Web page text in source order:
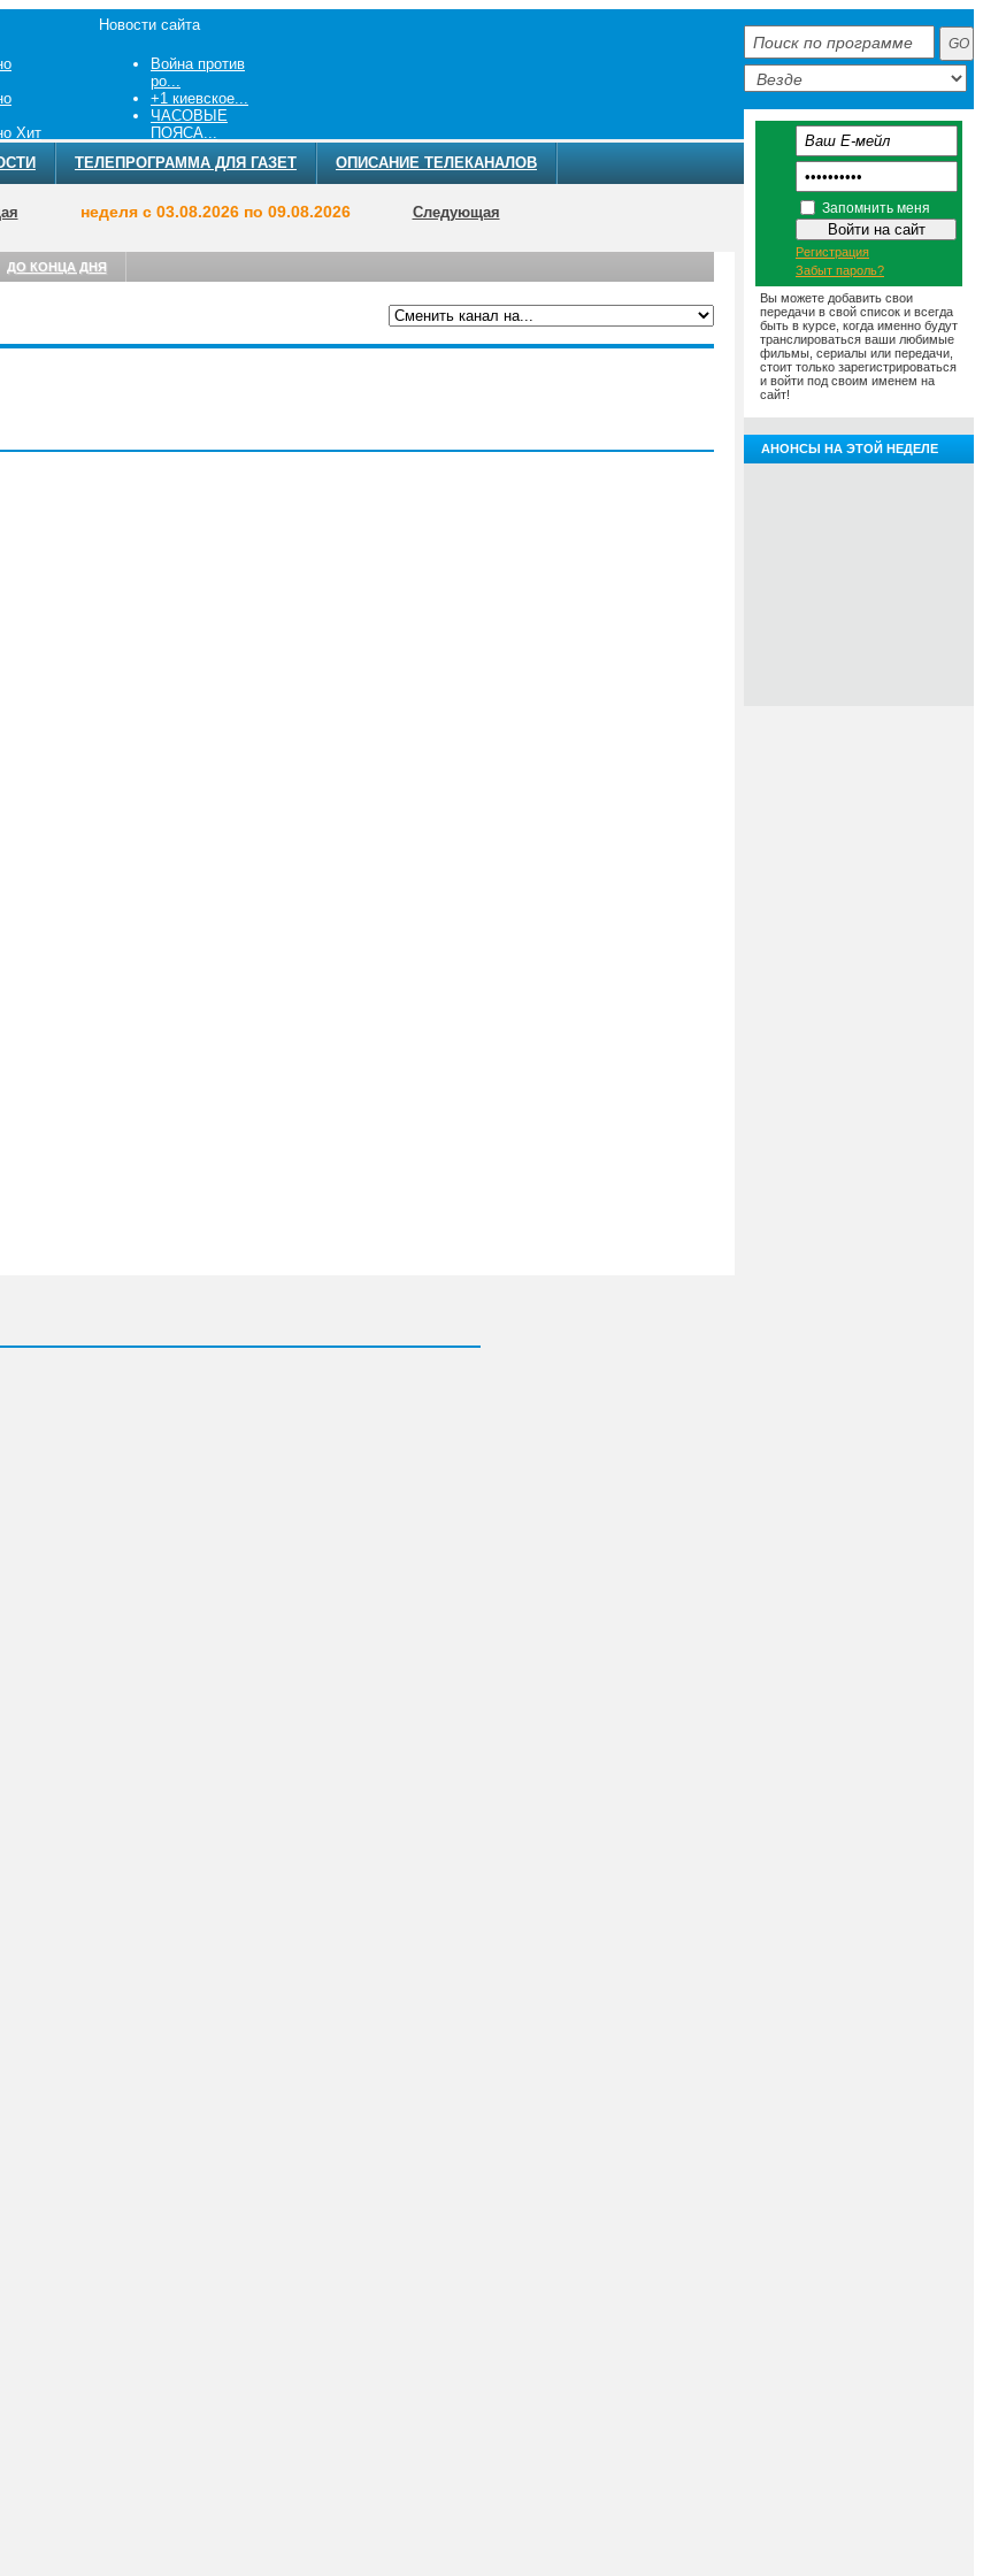
Хит
Новости сайта
Война против
ро...
+1 киевское...
ЧАСОВЫЕ
ПОЯСА...
ТЕЛЕПРОГРАММА ДЛЯ ГАЗЕТ ОПИСАНИЕ ТЕЛЕКАНАЛОВ
неделя с 03.08.2026 по 09.08.2026 Следующая
ДО КОНЦА ДНЯ
Запомнить меня
Регистрация
Забыт пароль?
Вы можете добавить свои
передачи в свой список и всегда
быть в курсе, когда именно будут
транслироваться ваши любимые
фильмы, сериалы или передачи,
стоит только зарегистрироваться
и войти под своим именем на
сайт!
АНОНСЫ НА ЭТОЙ НЕДЕЛЕ